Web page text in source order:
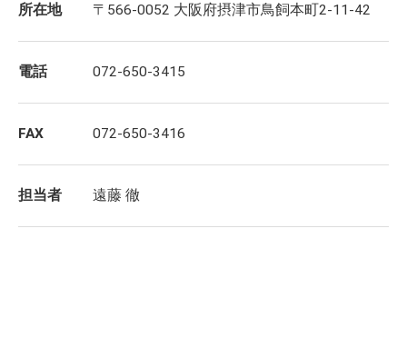
所在地 〒566-0052 大阪府摂津市鳥飼本町2-11-42
電話 072-650-3415
FAX 072-650-3416
担当者 遠藤 徹